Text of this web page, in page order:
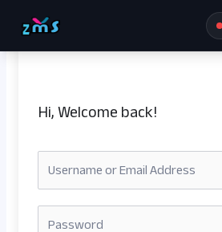
Hi, Welcome back!